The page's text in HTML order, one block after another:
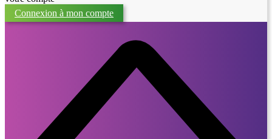
Connexion à mon compte